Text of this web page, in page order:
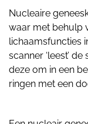
Nucleaire
waar met behulp
lichaamsfuncties
scanner ‘leest’
deze om in een
ringen met een